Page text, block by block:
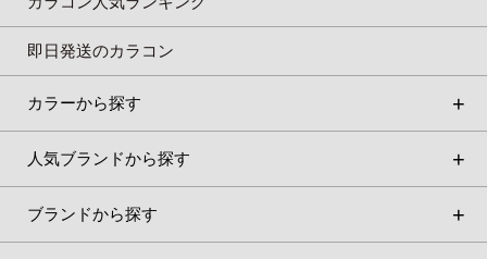
即日発送のカラコン
カラーから探す
人気ブランドから探す
ブランドから探す